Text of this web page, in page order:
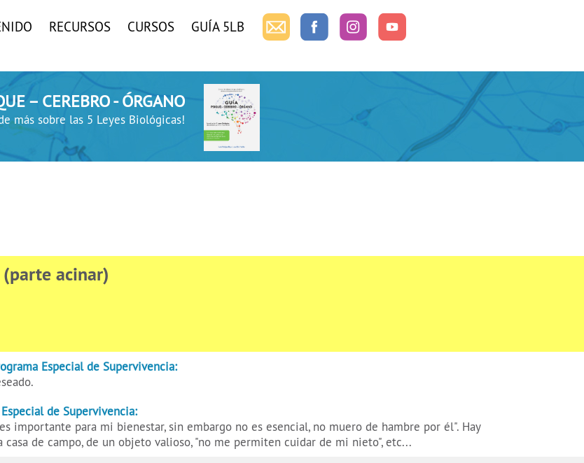
RECURSOS CURSOS GUÍA 5LB
– CEREBRO - ÓRGANO
más sobre las 5 Leyes Biológicas!
(parte acinar)
Especial de Supervivencia:
de Supervivencia:
importante para mi bienestar, sin embargo no es esencial, no muero de hambre por él". Hay
casa de campo, de un objeto valioso, "no me permiten cuidar de mi nieto", etc...